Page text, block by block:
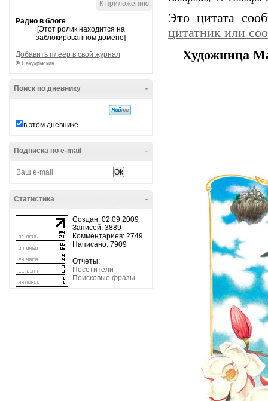
К приложению
Радио в блоге
[Этот ролик находится на
заблокированном домене]
Добавить плеер в свой журнал
© Накукрыскин
-
Поиск по дневнику
в этом дневнике
-
Подписка по e-mail
-
Статистика
Создан: 02.09.2009
Записей: 3889
Комментариев: 2749
Написано: 7909
Отчеты:
Посетители
Поисковые фразы
Это цитата
цитатник или
Художница